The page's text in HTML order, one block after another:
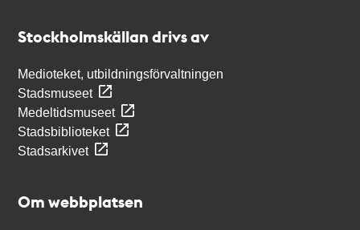
Stockholmskällan drivs av
Medioteket, utbildningsförvaltningen
Stadsmuseet
Medeltidsmuseet
Stadsbiblioteket
Stadsarkivet
Om webbplatsen